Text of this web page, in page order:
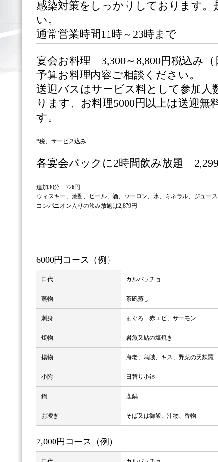
感染対策をしっかりしております。
い。
通常営業時間11時～23時まで
宴会お料理 3,300～8,800円税込み
予算お料理内容ご相談ください。
送迎バスはサービス料として参加人
ります、お料理5000円以上は送迎無
す。
*税、サービス込み
各宴会パックに2時間飲み放題
追加30分 726円
ウィスキー、焼酎、ビール、酒、ウーロン、氷、ミネラル、ジュー
コンパニオン入りの飲み放題は2,879円
6000円コース（例）
口代 カルパッチョ
蒸物 茶碗蒸し
刺身 まぐろ、赤エビ、サーモン
焼物 岩魚又鮎の塩焼き
揚物 海老、烏賊、キス、野菜の天麩羅
小附 日替り小鉢
鍋 鹿鍋
お凌ぎ そば又は御飯、汁物、香物
7,000円コース（例）